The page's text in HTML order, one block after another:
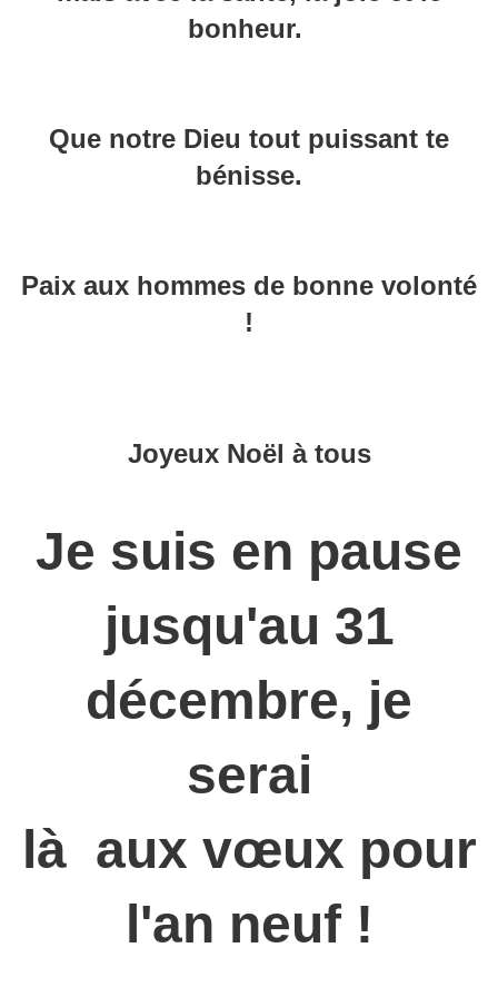
bonheur.
Que notre Dieu tout puissant te
bénisse.
Paix aux hommes de bonne volonté
!
Joyeux Noël à tous
Je suis en pause
jusqu'au 31
décembre, je
serai
là aux vœux pour
l'an neuf !